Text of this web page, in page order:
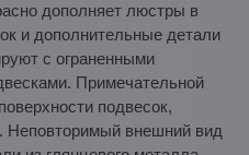
дополняет люстры в
и дополнительные детали
с ограненными
Примечательной
подвесок,
Неповторимый внешний вид